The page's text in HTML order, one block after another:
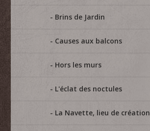
Brins de Jardin
Causes aux balcons
Hors les murs
L'éclat des noctules
La Navette, lieu de création